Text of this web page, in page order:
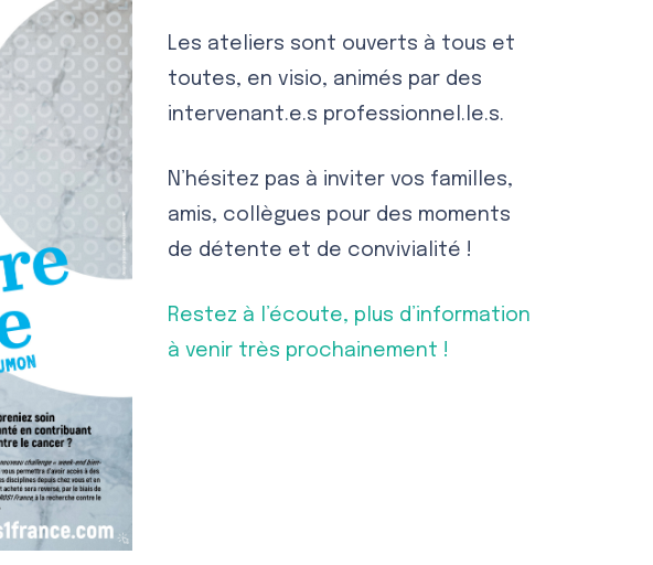
Les ateliers sont ouverts à tous et
toutes, en visio, animés par des
intervenant.e.s professionnel.le.s.
N’hésitez pas à inviter vos familles,
amis, collègues pour des moments
de détente et de convivialité !
Restez à l’écoute, plus d’information
à venir très prochainement !